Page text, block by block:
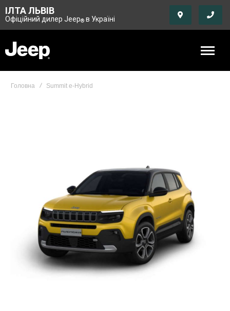
ІЛТА ЛЬВІВ
Офіційний дилер Jeep® в Україні
Головна Summit e-Hybrid